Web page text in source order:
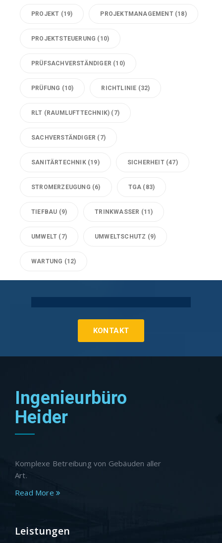
PROJEKT (19) PROJEKTMANAGEMENT(18)
PROJEKTSTEUERUNG (10)
PRÜFSACHVERSTÄNDIGER (10)
PRÜFUNG (10) RICHTLINIE (32)
RLT (RAUMLUFTTECHNIK) (7)
SACHVERSTÄNDIGER (7)
SANITÄRTECHNIK(19) SICHERHEIT(47)
STROMERZEUGUNG (6) TGA (83)
TIEFBAU (9) TRINKWASSER (11)
UMWELT (7) UMWELTSCHUTZ (9)
WARTUNG (12)
KONTAKT
Ingenieurbüro
Heider
Komplexe Betreibung von Gebäuden aller
Art.
Read More
Leistungen